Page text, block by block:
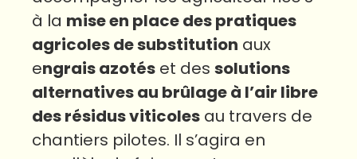
à la mise en place des pratiques
agricoles de substitution aux
engrais azotés et des solutions
alternatives au brûlage à l’air libre
des résidus viticoles au travers de
chantiers pilotes. Il s’agira en